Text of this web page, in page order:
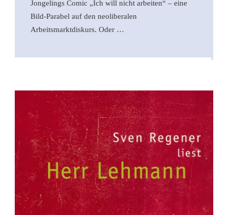
Verleger Michael Krüger zurück ins Holzhaus am
Starnberger See. Seine Gedichte sind in den
vergangenen fünf Jahren entstanden, in einer …